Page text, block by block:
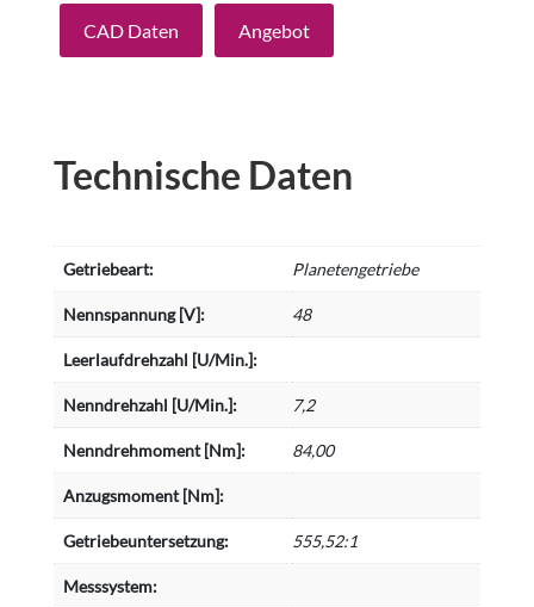
CAD Daten Angebot
Technische Daten
Getriebeart: Planetengetriebe
Nennspannung [V]: 48
Leerlaufdrehzahl [U/Min.]:
Nenndrehzahl [U/Min.]: 7,2
Nenndrehmoment [Nm]: 84,00
Anzugsmoment [Nm]:
Getriebeuntersetzung: 555,52:1
Messsystem: